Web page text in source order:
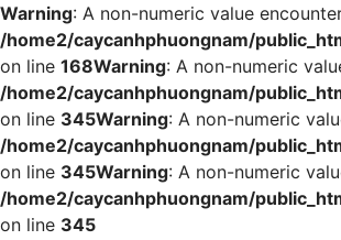
Warning: A non-numeric value
/home2/caycanhphuongnam/
on line 168Warning: A non-numeric
/home2/caycanhphuongnam/
on line 345Warning: A non-numeric
/home2/caycanhphuongnam/
on line 345Warning: A non-numeric
/home2/caycanhphuongnam/
on line 345